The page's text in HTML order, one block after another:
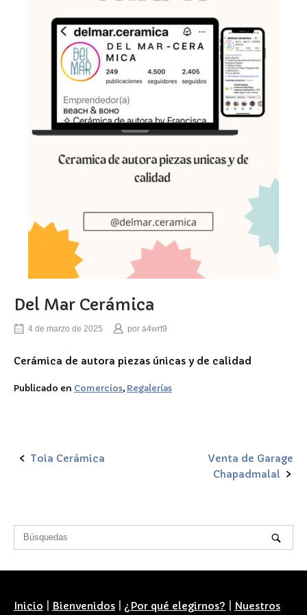
Del Mar Cerámica
4 de marzo de 2025 por a4wrt9
Cerámica de autora piezas únicas y de calidad
Publicado en Comercios, Regalerías
Navegación
entrada
Toia Cerámica
Venta de Garage
Chapadmalal
Inicio Bienvenidos ¿Por qué elegirnos? Nuestros